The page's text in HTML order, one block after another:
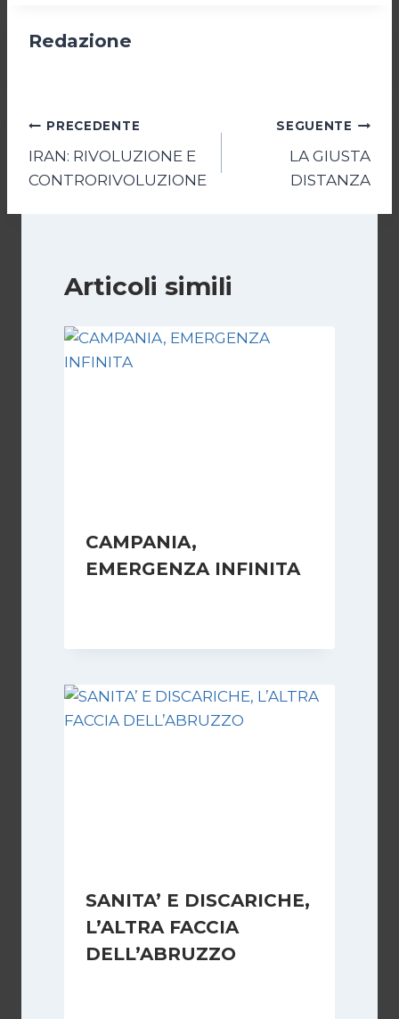
Redazione
Navigazione
articoli
PRECEDENTE
IRAN: RIVOLUZIONE E
CONTRORIVOLUZIONE
SEGUENTE
LA GIUSTA
DISTANZA
Articoli simili
CAMPANIA,
EMERGENZA INFINITA
SANITA’ E DISCARICHE,
L’ALTRA FACCIA
DELL’ABRUZZO